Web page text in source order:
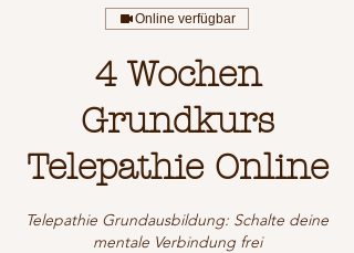
Online verfügbar
4 Wochen
Grundkurs
Telepathie Online
Telepathie Grundausbildung: Schalte deine
mentale Verbindung frei